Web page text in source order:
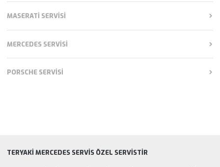
MASERATI SERVISI
MERCEDES SERVISI
PORSCHE SERVISI
TERYAKI MERCEDES SERVIS ÖZEL SERVISTIR